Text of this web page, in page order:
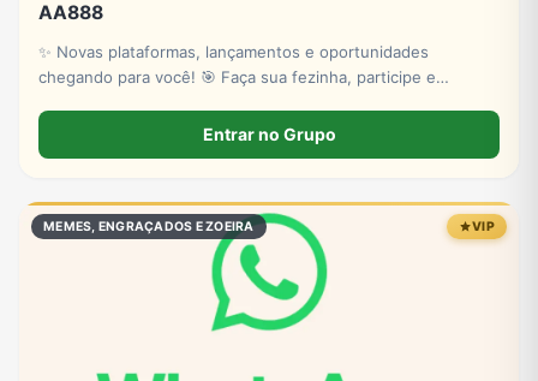
AA888
✨ Novas plataformas, lançamentos e oportunidades
chegando para você! 🎯 Faça sua fezinha, participe e
*Quem sabe a próxima surpresa não pode mudar o seu dia?*
🏆
Entrar no Grupo
MEMES, ENGRAÇADOS E ZOEIRA VIP